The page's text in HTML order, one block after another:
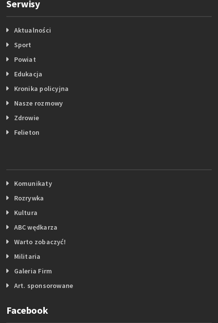
Serwisy
Aktualności
Sport
Powiat
Edukacja
Kronika policyjna
Nasze rozmowy
Zdrowie
Felieton
Komunikaty
Rozrywka
Kultura
ABC wędkarza
Warto zobaczyć!
Militaria
Galeria Firm
Art. sponsorowane
Facebook